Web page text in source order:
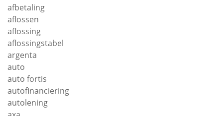
afbetaling
aflossen
aflossing
aflossingstabel
argenta
auto
auto fortis
autofinanciering
autolening